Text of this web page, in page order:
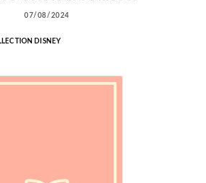
07/08/2024
DISNEY